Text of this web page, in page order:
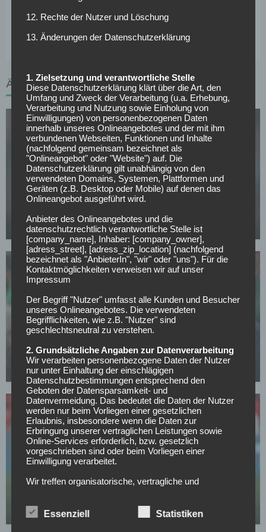
zeigen will, dass seine Geschichte in Aarhus nicht zu Ende
geschrieben war.
ÄHNLICHE ARTIKEL
SONSTIGES
OB trennt sich überraschend von Alexander
30.07.2026
SONSTIGES
Rekordtorschütze wechselt in die zweite US-Liga
28.07.2026
SONSTIGES
Marokko startet mit Schützenfest gegen Kenia in
27.07.2026
12. Rechte der Nutzer und Löschung
13. Änderungen der Datenschutzerklärung
1. Zielsetzung und verantwortliche Stelle
Diese Datenschutzerklärung klärt über die Art, den
Umfang und Zweck der Verarbeitung (u.a. Erhebung,
Verarbeitung und Nutzung sowie Einholung von
Einwilligungen) von personenbezogenen Daten
innerhalb unseres Onlineangebotes und der mit ihm
verbundenen Webseiten, Funktionen und Inhalte
(nachfolgend gemeinsam bezeichnet als
"Onlineangebot" oder "Website") auf. Die
Datenschutzerklärung gilt unabhängig von den
verwendeten Domains, Systemen, Plattformen und
Geräten (z.B. Desktop oder Mobile) auf denen das
Onlineangebot ausgeführt wird.
Anbieter des Onlineangebotes und die
datenschutzrechtlich verantwortliche Stelle ist
[company_name], Inhaber: [company_owner],
[adress_street], [adress_zip_location] (nachfolgend
bezeichnet als "AnbieterIn", "wir" oder "uns"). Für die
Kontaktmöglichkeiten verweisen wir auf unser
Impressum
Der Begriff "Nutzer" umfasst alle Kunden und Besucher
unseres Onlineangebotes. Die verwendeten
Begrifflichkeiten, wie z.B. "Nutzer" sind
geschlechtsneutral zu verstehen.
2. Grundsätzliche Angaben zur Datenverarbeitung
Wir verarbeiten personenbezogene Daten der Nutzer
nur unter Einhaltung der einschlägigen
Datenschutzbestimmungen entsprechend den
Geboten der Datensparsamkeit- und
Datenvermeidung. Das bedeutet die Daten der Nutzer
werden nur beim Vorliegen einer gesetzlichen
Erlaubnis, insbesondere wenn die Daten zur
Erbringung unserer vertraglichen Leistungen sowie
Online-Services erforderlich, bzw. gesetzlich
vorgeschrieben sind oder beim Vorliegen einer
Einwilligung verarbeitet.
Wir treffen organisatorische, vertragliche und
Vorschriften der Datenschutzgesetze eingehalten
Essenziell Statistiken